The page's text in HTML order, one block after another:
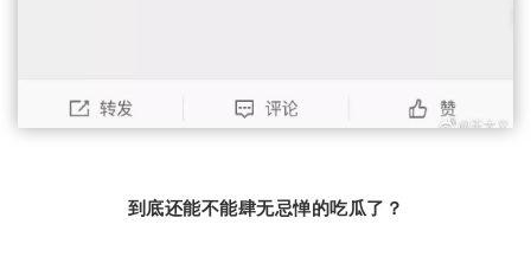
到底还能不能肆无忌惮的吃瓜了？